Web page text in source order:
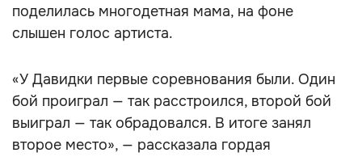
поделилась многодетная мама, на фоне
слышен голос артиста.
«У Давидки первые соревнования были. Один
бой проиграл — так расстроился, второй бой
выиграл — так обрадовался. В итоге занял
второе место», — рассказала гордая